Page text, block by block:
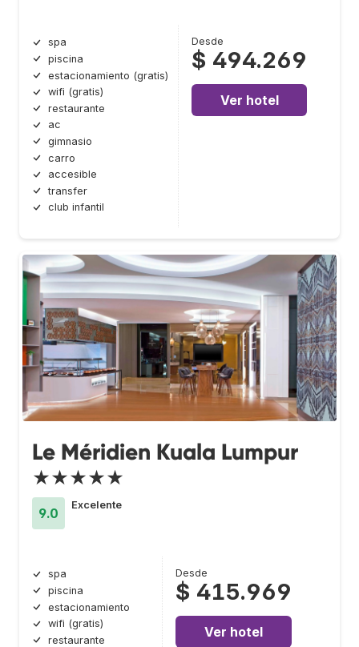
spa
piscina
estacionamiento (gratis)
wifi (gratis)
restaurante
ac
gimnasio
carro
accesible
transfer
club infantil
Desde
$ 494.269
Ver hotel
Le Méridien Kuala Lumpur
★★★★★
9.0
Excelente
spa
piscina
estacionamiento
wifi (gratis)
restaurante
Desde
$ 415.969
Ver hotel